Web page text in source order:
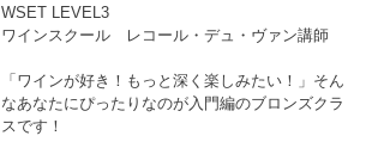
WSET LEVEL3
ワインスクール レコール・デュ・ヴァン講師
「ワインが好き！もっと深く楽しみたい！」そん
なあなたにぴったりなのが入門編のブロンズクラ
スです！